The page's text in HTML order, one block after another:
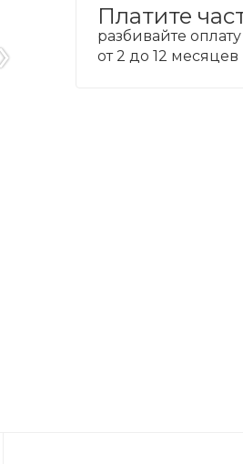
Платите
разбивайте
от 2 до 12 месяцев